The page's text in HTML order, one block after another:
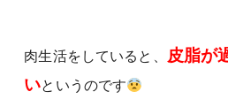
肉生活をしていると、 皮脂が
いというのです